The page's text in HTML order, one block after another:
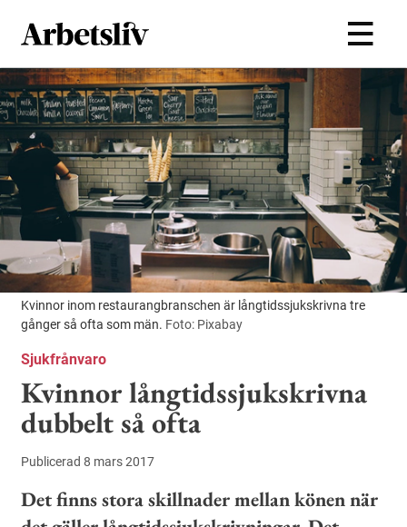
Hoppa till huvudinnehållet
Kvinnor inom restaurangbranschen är långtidssjukskrivna tre
gånger så ofta som män. Foto: Pixabay
Sjukfrånvaro
Kvinnor långtidssjukskrivna
dubbelt så ofta
Publicerad 8 mars 2017
Det finns stora skillnader mellan könen när